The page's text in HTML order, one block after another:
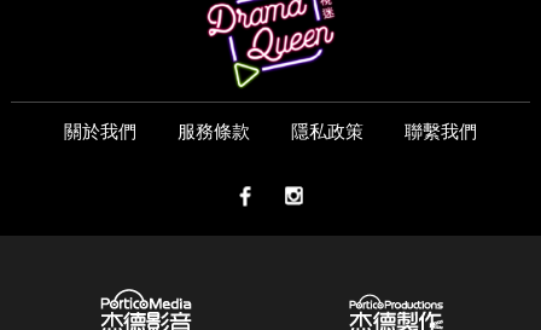
關於我們 服務條款 隱私政策 聯繫我們